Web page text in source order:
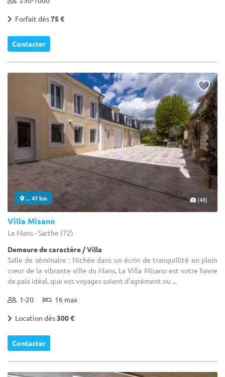
Forfait dès75 €
Contacter
... 47 km (48)
Villa Misano
Le Mans - Sarthe (72)
Demeure de caractère / Villa
Salle de séminaire : Nichée dans un écrin de tranquillité en plein
cœur de la vibrante ville du Mans, La Villa Misano est votre havre
de paix idéal, que vos voyages soient d'agrément ou ...
1-20 16 max
Location dès300 €
Contacter